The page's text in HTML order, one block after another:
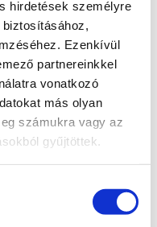
hirdetések személyre
Ezenkívül
partnereinkkel
vonatkozó
más olyan
számukra vagy az
gyűjtöttek.
díj**